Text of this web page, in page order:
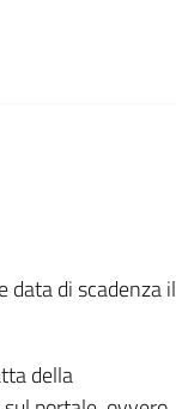
data di scadenza il
della